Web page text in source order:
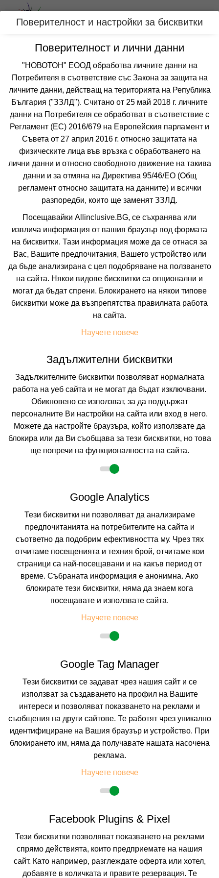
Вход
Категории
Оферти с all inclusive за РОДОС,
ГЪРЦИЯ
Още курорти Филтри
 Сортирай по:
ALEX BEACH HOTEL
На изплащане с
Пълно описание на хотела
КАЛКУЛИРАЙ ЦЕНА
AMADA COLOSSOS RESORT
RHODES, RHODES, GREECE Покажи на картата
(от 0 мнения на клиенти)
На изплащане с
Пълно описание на хотела
КАЛКУЛИРАЙ ЦЕНА
BELAIR BEACH HOTEL
RHODES, RHODES, GREECE Покажи на картата
Поверителност и настройки за бисквитки
Поверителност и лични данни
"НОВОТОН" ЕООД обработва личните данни на
Потребителя в съответствие със Закона за защита на
личните данни, действащ на територията на Република
България ("ЗЗЛД"). Считано от 25 май 2018 г. личните
данни на Потребителя се обработват в съответствие с
Регламент (ЕС) 2016/679 на Европейския парламент и
Съвета от 27 април 2016 г. относно защитата на
физическите лица във връзка с обработването на
лични данни и относно свободното движение на такива
данни и за отмяна на Директива 95/46/EО (Общ
регламент относно защитата на данните) и всички
разпоредби, които ще заменят ЗЗЛД.
Посещавайки Allinclusive.BG, се съхранява или
извлича информация от вашия браузър под формата
на бисквитки. Тази информация може да се отнася за
Вас, Вашите предпочитания, Вашето устройство или
да бъде анализирана с цел подобряване на ползването
на сайта. Някои видове бисквитки са опционални и
могат да бъдат спрени. Блокирането на някои типове
бисквитки може да възпрепятства правилната работа
на сайта.
Научете повече
Задължителни бисквитки
Задължителните бисквитки позволяват нормалната
работа на уеб сайта и не могат да бъдат изключвани.
Обикновено се използват, за да поддържат
персоналните Ви настройки на сайта или вход в него.
Можете да настройте браузъра, който използвате да
блокира или да Ви съобщава за тези бисквитки, но това
ще попречи на функционалността на сайта.
Google Analytics
Тези бисквитки ни позволяват да анализираме
предпочитанията на потребителите на сайта и
съответно да подобрим ефективността му. Чрез тях
отчитаме посещенията и техния брой, отчитаме кои
страници са най-посещавани и на какъв период от
време. Събраната информация е анонимна. Ако
блокирате тези бисквитки, няма да знаем кога
посещавате и използвате сайта.
Научете повече
Google Tag Manager
Тези бисквитки се задават чрез нашия сайт и се
използват за създаването на профил на Вашите
интереси и позволяват показването на реклами и
съобщения на други сайтове. Те работят чрез уникално
идентифициране на Вашия браузър и устройство. При
блокирането им, няма да получавате нашата насочена
реклама.
Научете повече
Facebook Plugins & Pixel
Тези бисквитки позволяват показването на реклами
спрямо действията, които предприемате на нашия
сайт. Като например, разглеждате оферта или хотел,
добавяте в количката и правите резервация. Те